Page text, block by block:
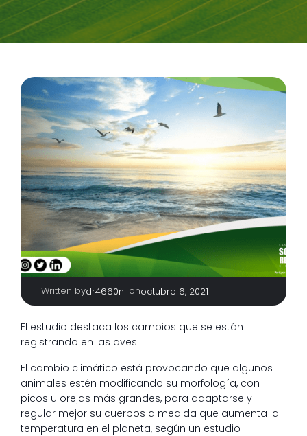
Written bydr4660n onoctubre 6, 2021
El estudio destaca los cambios que se están
registrando en las aves.
El cambio climático está provocando que algunos
animales estén modificando su morfología, con
picos u orejas más grandes, para adaptarse y
regular mejor su cuerpos a medida que aumenta la
temperatura en el planeta, según un estudio